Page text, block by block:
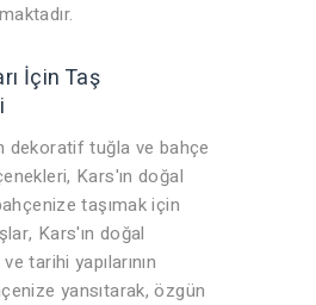
İçin Taş
dekoratif tuğla ve bahçe
Kars'ın doğal
taşımak için
Kars'ın doğal
tarihi yapılarının
yansıtarak, özgün